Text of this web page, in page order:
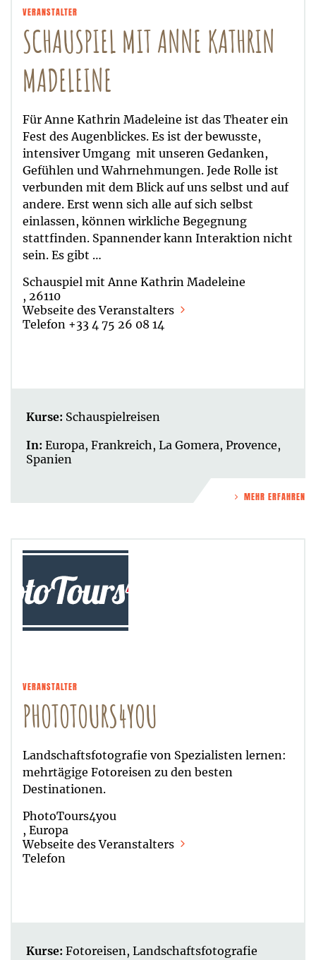
VERANSTALTER
SCHAUSPIEL MIT ANNE KATHRIN
MADELEINE
Für Anne Kathrin Madeleine ist das Theater ein
Fest des Augenblickes. Es ist der bewusste,
intensiver Umgang mit unseren Gedanken,
Gefühlen und Wahrnehmungen. Jede Rolle ist
verbunden mit dem Blick auf uns selbst und auf
andere. Erst wenn sich alle auf sich selbst
einlassen, können wirkliche Begegnung
stattfinden. Spannender kann Interaktion nicht
sein. Es gibt …
Schauspiel mit Anne Kathrin Madeleine
, 26110
Webseite des Veranstalters
Telefon +33 4 75 26 08 14
Kurse: Schauspielreisen
In: Europa, Frankreich, La Gomera, Provence,
Spanien
MEHR ERFAHREN
VERANSTALTER
PHOTOTOURS4YOU
Landschaftsfotografie von Spezialisten lernen:
mehrtägige Fotoreisen zu den besten
Destinationen.
PhotoTours4you
, Europa
Webseite des Veranstalters
Telefon
Kurse: Fotoreisen, Landschaftsfotografie